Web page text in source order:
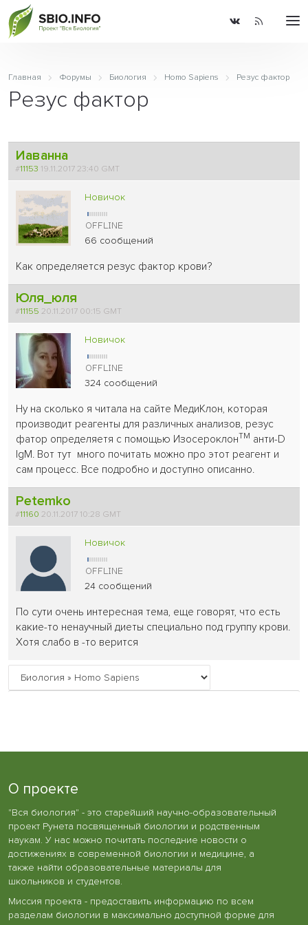
Главная Форумы Биология Homo Sapiens Резус фактор
Резус фактор
Иаванна
#11153 19.11.2017 23:40 GMT
Новичок
66 сообщений
Как определяется резус фактор крови?
Юля_юля
#11155 20.11.2017 00:15 GMT
Новичок
324 сообщений
Ну на сколько я читала на сайте МедиКлон, которая
производит реагенты для различных анализов, резус
фатор определяетя с помощью ИзосероклонТМ анти-D
IgM. Вот тут много почитать можно про этот реагент и
сам процесс. Все подробно и доступно описанно.
Petemko
#11160 20.11.2017 10:28 GMT
Новичок
24 сообщений
По сути очень интересная тема, еще говорят, что есть
какие-то ненаучный диеты специально под группу крови.
Хотя слабо в -то верится
О проекте
"Вся биология" - это старейший научно-образовательный
проект Рунета посвященный биологии и родственным
наукам. У нас можно почитать последние новости о
достижениях в современной биологии и медицине, а
также найти образовательные материалы для
школьников и студентов.
Миссия проекта - предоставить информацию по всем
разделам биологии в максимально доступной форме для